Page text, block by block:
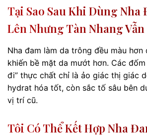
Tại Sao Sau Khi Dùng Nha
Lên Nhưng Tàn Nhang Vẫn
Nha đam làm da trông đều màu
khiến bề mặt da mướt hơn. Các đốm
đi” thực chất chỉ là ảo giác thị giác
hydrat hóa tốt, còn sắc tố sâu bên
vị trí cũ.
Tôi Có Thể Kết Hợp Nha